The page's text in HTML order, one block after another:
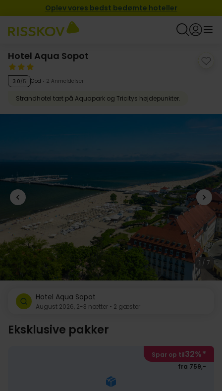
Oplev vores bedst bedømte hoteller
Hotel Aqua Sopot
3.0/5 God 2 Anmeldelser
Strandhotel tæt på Aquapark og Tricitys højdepunkter.
1 / 7
Hotel Aqua Sopot
August 2026, 2-3 nætter • 2 gæster
Eksklusive pakker
Spar op til32%*
fra 759,-